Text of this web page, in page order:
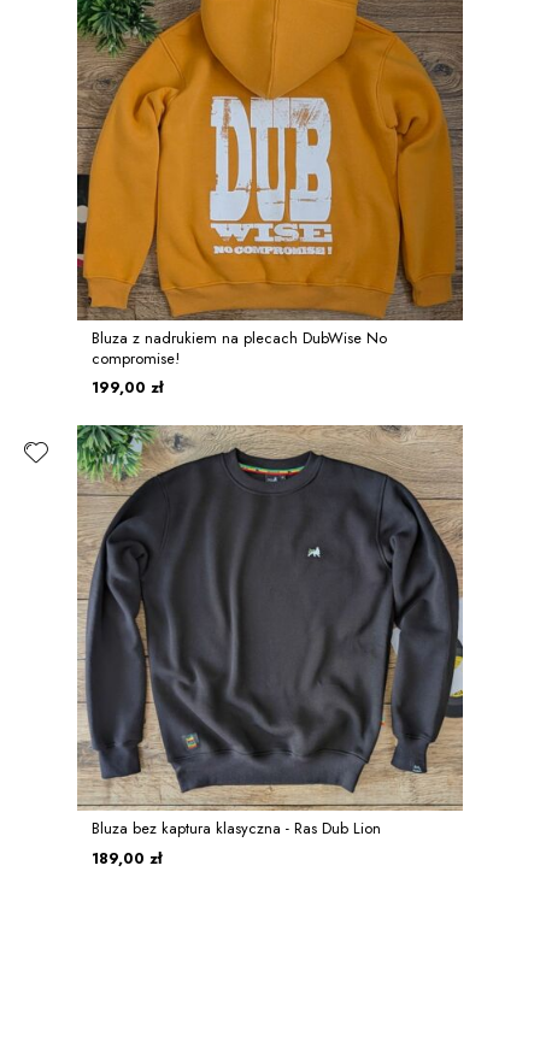
Bluza z nadrukiem na plecach DubWise No
compromise!
199,00 zł
Bluza bez kaptura klasyczna - Ras Dub Lion
189,00 zł